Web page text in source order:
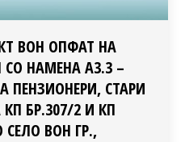
ВОН ОПФАТ НА
НАМЕНА А3.3 –
ПЕНЗИОНЕРИ, СТАРИ
БР.307/2 И КП
ВОН ГР.,